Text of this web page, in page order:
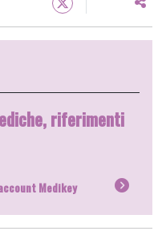
riferimenti
Medikey